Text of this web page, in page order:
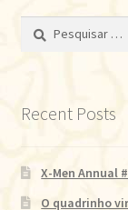
Pesquisar
Recent Posts
X-Men Annual
O quadrinho